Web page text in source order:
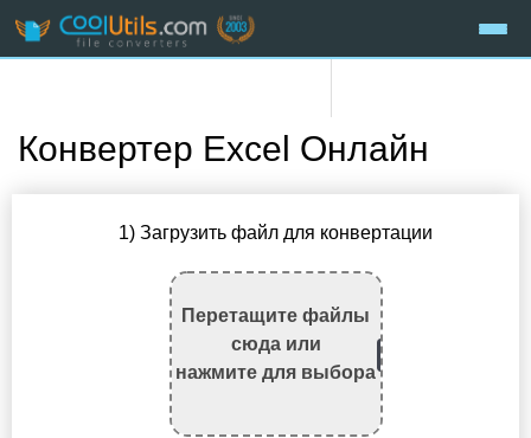
Конвертер Excel Онлайн
1) Загрузить файл для конвертации
Перетащите файлы
сюда или
нажмите для выбора